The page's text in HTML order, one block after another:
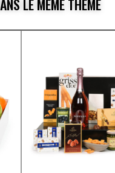
LE MÊME THÈME